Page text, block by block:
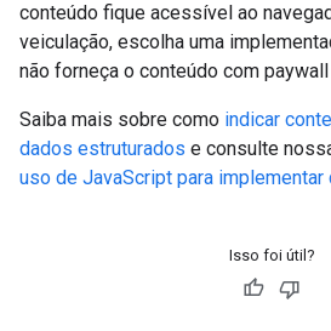
conteúdo fique acessível ao
veiculação, escolha uma
não forneça o conteúdo com paywall
Saiba mais sobre como indicar
dados estruturados e consulte
uso de JavaScript para
Isso foi útil?